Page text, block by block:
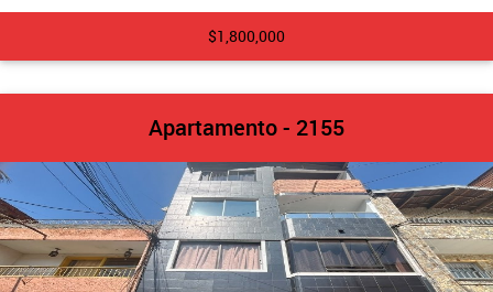
$1,800,000
Apartamento - 2155